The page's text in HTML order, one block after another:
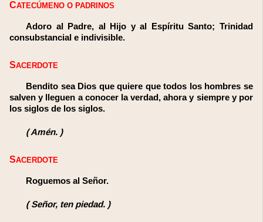
CATECÚMENO O PADRINOS
Adoro al Padre, al Hijo y al Espíritu Santo; Trinidad
consubstancial e indivisible.
SACERDOTE
Bendito sea Dios que quiere que todos los hombres se
salven y lleguen a conocer la verdad, ahora y siempre y por
los siglos de los siglos.
(Amén. )
SACERDOTE
Roguemos al Señor.
( Señor, ten piedad. )